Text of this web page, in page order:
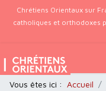
Chrétiens Orientaux sur
catholiques et orthodoxes
Vous êtes ici : Accueil